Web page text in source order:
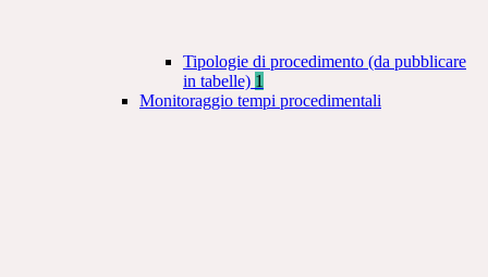
Tipologie di procedimento (da pubblicare
in tabelle) 1
Monitoraggio tempi procedimentali